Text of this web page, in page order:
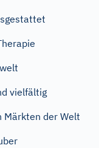
vielfältig
Märkten der Welt